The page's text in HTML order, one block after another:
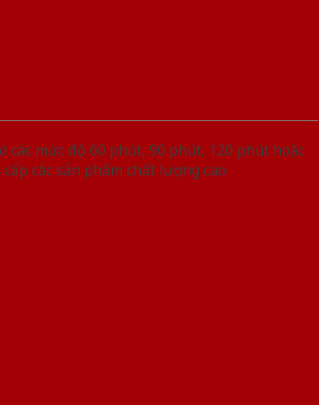
các mức độ 60 phút, 90 phút, 120 phút hoặc
các sản phẩm chất lượng cao.